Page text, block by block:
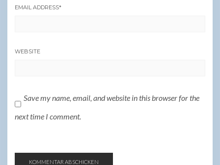
EMAIL ADDRESS*
WEBSITE
Save my name, email, and website in this browser for the
next time I comment.